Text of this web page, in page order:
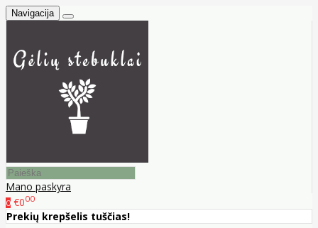
Navigacija
Mano paskyra
0 €000
Prekių krepšelis tuščias!